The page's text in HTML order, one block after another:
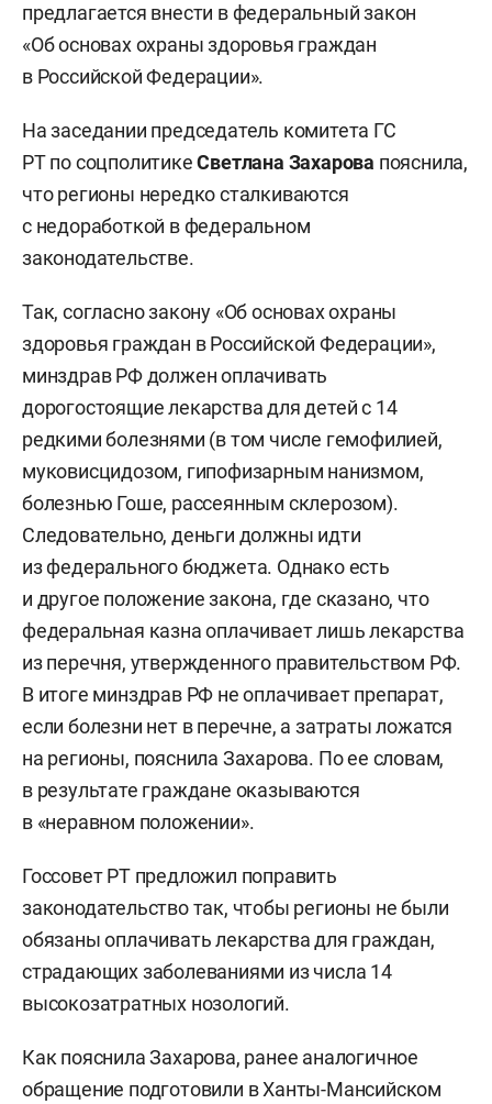
предлагается внести в федеральный закон
«Об основах охраны здоровья граждан
в Российской Федерации».
На заседании председатель комитета ГС
РТ по соцполитикеСветлана Захарова пояснила,
что регионы нередко сталкиваются
с недоработкой в федеральном
законодательстве.
Так, согласно закону «Об основах охраны
здоровья граждан в Российской Федерации»,
минздрав РФ должен оплачивать
дорогостоящие лекарства для детей с 14
редкими болезнями (в том числе гемофилией,
муковисцидозом, гипофизарным нанизмом,
болезнью Гоше, рассеянным склерозом).
Следовательно, деньги должны идти
из федерального бюджета. Однако есть
и другое положение закона, где сказано, что
федеральная казна оплачивает лишь лекарства
из перечня, утвержденного правительством РФ.
В итоге минздрав РФ не оплачивает препарат,
если болезни нет в перечне, а затраты ложатся
на регионы, пояснила Захарова. По ее словам,
в результате граждане оказываются
в «неравном положении».
Госсовет РТ предложил поправить
законодательство так, чтобы регионы не были
обязаны оплачивать лекарства для граждан,
страдающих заболеваниями из числа 14
высокозатратных нозологий.
Как пояснила Захарова, ранее аналогичное
обращение подготовили в Ханты-Мансийском